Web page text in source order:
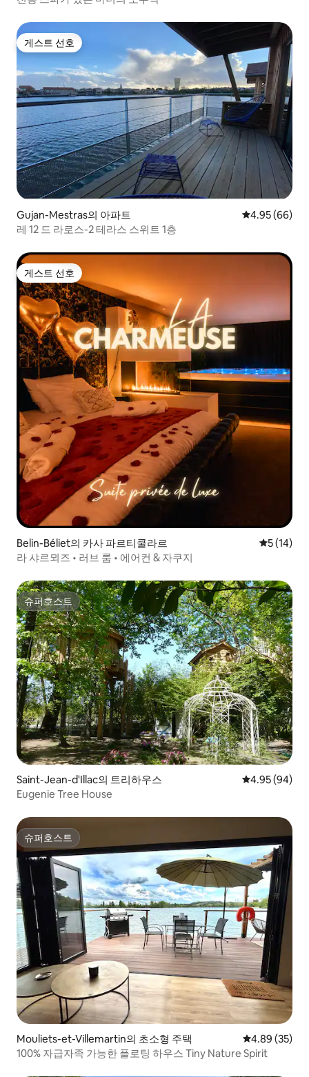
게스트 선호
게스트 선호
Gujan-Mestras의 아파트 평점 4.95점(5
4.95 (66)
레 12 드 라로스-2 테라스 스위트 1층
게스트 선호
게스트 선호
Belin-Béliet의 카사 파르티쿨라르 평점 5점
5 (14)
라 샤르뫼즈 • 러브 룸 • 에어컨 & 자쿠지
슈퍼호스트
슈퍼호스트
Saint-Jean-d'Illac의 트리하우스 평점 4.95점(5
4.95 (94)
Eugenie Tree House
슈퍼호스트
슈퍼호스트
Mouliets-et-Villemartin의 초소형 주택 평점 4.89점(5
4.89 (35)
100% 자급자족 가능한 플로팅 하우스 Tiny Nature Spirit